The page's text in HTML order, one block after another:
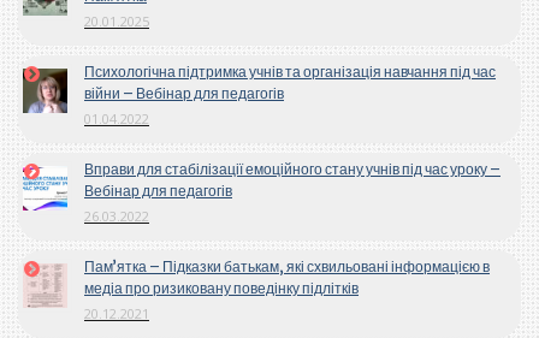
20.01.2025
Психологічна підтримка учнів та організація навчання під час
війни – Вебінар для педагогів
01.04.2022
Вправи для стабілізації емоційного стану учнів під час уроку –
Вебінар для педагогів
26.03.2022
Пам’ятка – Підказки батькам, які схвильовані інформацією в
медіа про ризиковану поведінку підлітків
20.12.2021